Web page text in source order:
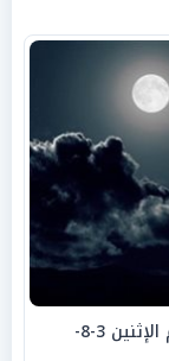
حالة الطقس ودرجات الحرارة المتوقعة اليوم الإثنين 3-8-